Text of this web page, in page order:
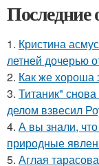
Последние
1. Кристина
летней дочерью
2. Как же хороша
3. Титаник"
делом взвесил
4. А вы знали,
природные
5. Аглая